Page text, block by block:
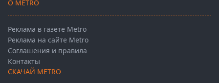
О METRO
Реклама в газете Metro
Реклама на сайте Metro
Соглашения и правила
Контакты
СКАЧАЙ METRO